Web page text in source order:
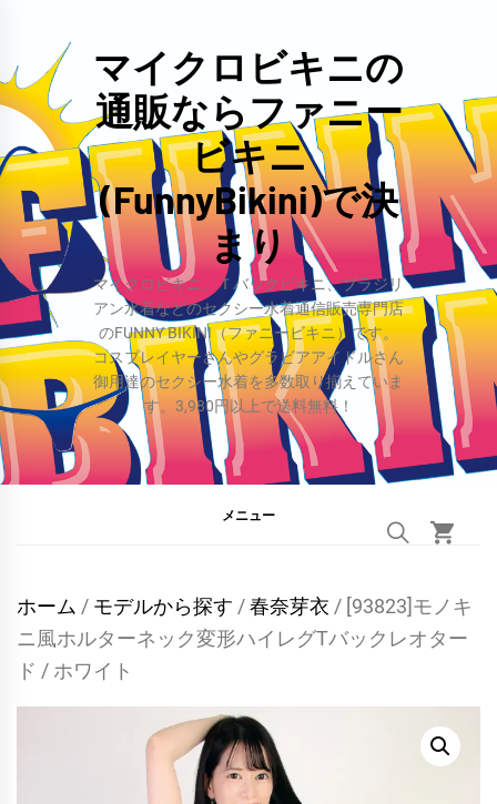
テ
ン
ツ
へ
ッ
プ
マイクロビキニの
通販ならファニー
ビキニ
(FunnyBikini)で決
まり
マイクロビキニ、Ｔバックビキニ、ブラジリ
アン水着などのセクシー水着通信販売専門店
のFUNNY BIKINI（ファニービキニ）です。
コスプレイヤーさんやグラビアアイドルさん
御用達のセクシー水着を多数取り揃えていま
す。3,980円以上で送料無料！
メニュー
ホーム / モデルから探す /春奈芽衣 / [93823]モノキ
ニ風ホルターネック変形ハイレグTバックレオター
ド / ホワイト